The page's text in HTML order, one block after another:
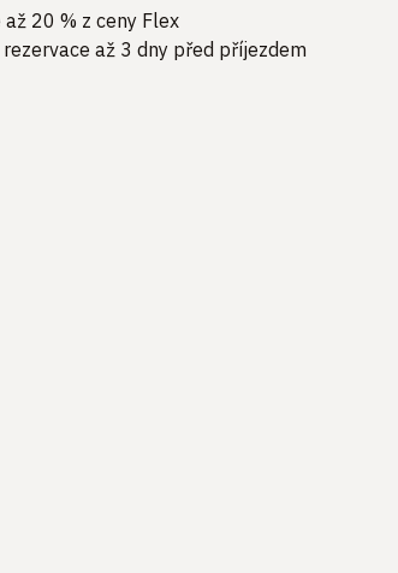
20 % z ceny Flex
až 3 dny před příjezdem